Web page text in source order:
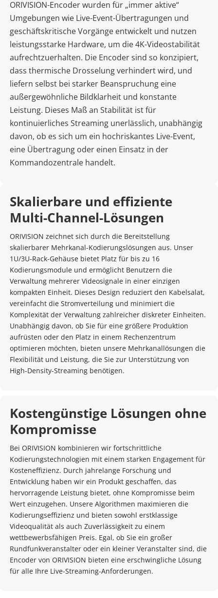
ORIVISION-Encoder wurden für „immer aktive“
Umgebungen wie Live-Event-Übertragungen und
geschäftskritische Vorgänge entwickelt und nutzen
leistungsstarke Hardware, um die 4K-Videostabilität
aufrechtzuerhalten. Die Encoder sind so konzipiert,
dass thermische Drosselung verhindert wird, und
liefern selbst bei starker Beanspruchung eine
außergewöhnliche Bildklarheit und konstante
Leistung. Dieses Maß an Stabilität ist für
kontinuierliches Streaming unerlässlich, unabhängig
davon, ob es sich um ein hochriskantes Live-Event,
eine Übertragung oder einen Einsatz in der
Kommandozentrale handelt.
Skalierbare und effiziente
Multi-Channel-Lösungen
ORIVISION zeichnet sich durch die Bereitstellung
skalierbarer Mehrkanal-Kodierungslösungen aus. Unser
1U/3U-Rack-Gehäuse bietet Platz für bis zu 16
Kodierungsmodule und ermöglicht Benutzern die
Verwaltung mehrerer Videosignale in einer einzigen
kompakten Einheit. Dieses Design reduziert den Kabelsalat,
vereinfacht die Stromverteilung und minimiert die
Komplexität der Verwaltung zahlreicher diskreter Einheiten.
Unabhängig davon, ob Sie für eine größere Produktion
aufrüsten oder den Platz in einem Rechenzentrum
optimieren möchten, bieten unsere Mehrkanallösungen die
Flexibilität und Leistung, die Sie zur Unterstützung von
High-Density-Streaming benötigen.
Kostengünstige Lösungen ohne
Kompromisse
Bei ORIVISION kombinieren wir fortschrittliche
Kodierungstechnologien mit einem starken Engagement für
Kosteneffizienz. Durch jahrelange Forschung und
Entwicklung haben wir ein Produkt geschaffen, das
hervorragende Leistung bietet, ohne Kompromisse beim
Wert einzugehen. Unsere Algorithmen maximieren die
Kodierungseffizienz und bieten sowohl erstklassige
Videoqualität als auch Zuverlässigkeit zu einem
wettbewerbsfähigen Preis. Egal, ob Sie ein großer
Rundfunkveranstalter oder ein kleiner Veranstalter sind, die
Encoder von ORIVISION bieten eine erschwingliche Lösung
für alle Ihre Live-Streaming-Anforderungen.